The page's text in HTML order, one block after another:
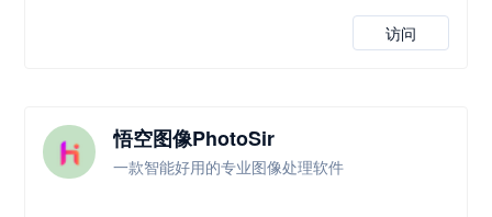
访问
悟空图像PhotoSir
一款智能好用的专业图像处理软件